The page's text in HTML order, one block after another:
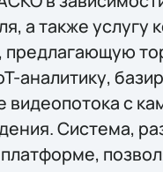
а также услугу
предлагающую
аналитику,
видеопотока с
Система,